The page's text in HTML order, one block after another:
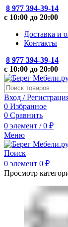
8 977 394-39-14
с 10:00 до 20:00
Доставка и
Контакты
8 977 394-39-14
с 10:00 до 20:00
Вход /
0 Избранное
0 Сравнить
0 элемент / 0 ₽
Меню
Поиск
0 элемент 0 ₽
Просмотр